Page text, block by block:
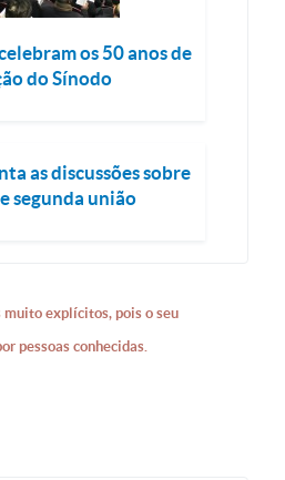
os 50 anos de
do Sínodo
as discussões sobre
segunda união
muito explícitos, pois o seu
pessoas conhecidas.